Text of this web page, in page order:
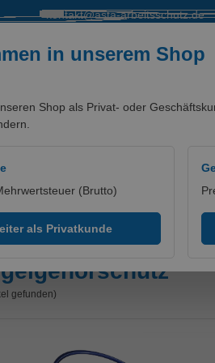
kontakt@asta-arbeitsschutz.de
in unserem Shop
Shop als Privat- oder
(Brutto)
als Privatkunde
gefunden)